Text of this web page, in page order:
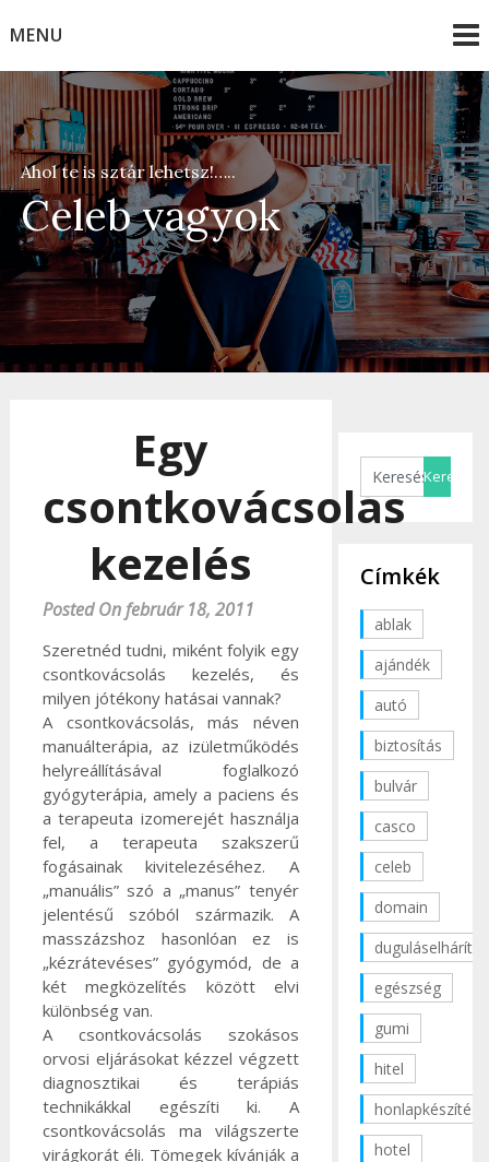
toMENU
Celeb vagyok
Ahol te is sztár lehetsz!…..
Egy
csontkovácsolás
kezelés
Posted On február 18, 2011
Szeretnéd tudni, miként folyik egy
csontkovácsolás kezelés, és
milyen jótékony hatásai vannak?
A csontkovácsolás, más néven
manuálterápia, az izületműködés
helyreállításával foglalkozó
gyógyterápia, amely a paciens és
a terapeuta izomerejét használja
fel, a terapeuta szakszerű
fogásainak kivitelezéséhez. A
„manuális” szó a „manus” tenyér
jelentésű szóból származik. A
masszázshoz hasonlóan ez is
„kézrátevéses” gyógymód, de a
két megközelítés között elvi
különbség van.
A csontkovácsolás szokásos
orvosi eljárásokat kézzel végzett
diagnosztikai és terápiás
technikákkal egészíti ki. A
csontkovácsolás ma világszerte
virágkorát éli. Tömegek kívánják a
Címkék
ablak
ajándék
autó
biztosítás
bulvár
casco
celeb
domain
duguláselhárítás
egészség
gumi
hitel
honlapkészítés
hotel